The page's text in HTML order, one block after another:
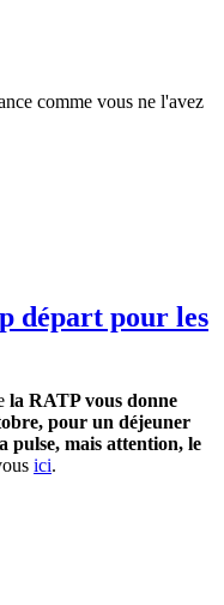
comme vous ne l'avez
départ pour les
la RATP vous donne
pour un déjeuner
pulse, mais attention, le
ici.